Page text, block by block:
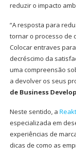
reduzir o impacto
“A resposta para
tornar o processo de
Colocar entraves
decréscimo da
uma compreensão
a devolver os seus
de Business
Neste sentido, a
especializada em
experiências de
dicas de como as